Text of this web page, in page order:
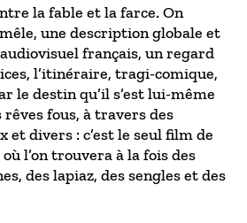
la fable et la farce. On
une description globale et
français, un regard
l’itinéraire, tragi-comique,
le destin qu’il s’est lui-même
fous, à travers des
et divers : c’est le seul film de
l’on trouvera à la fois des
des lapiaz, des sengles et des